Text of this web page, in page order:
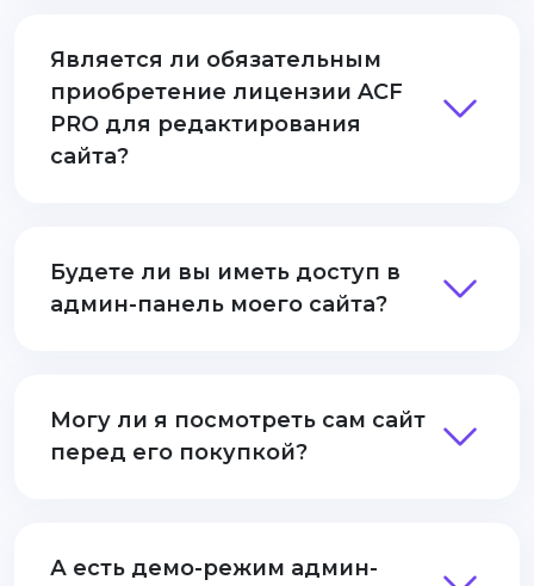
Является ли обязательным
приобретение лицензии ACF
PRO для редактирования
сайта?
Будете ли вы иметь доступ в
админ-панель моего сайта?
Могу ли я посмотреть сам сайт
перед его покупкой?
А есть демо-режим админ-